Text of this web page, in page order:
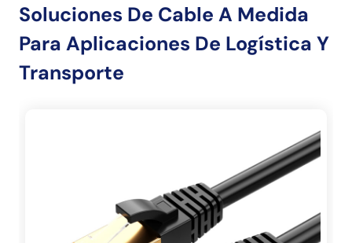
Soluciones De Cable A Medida
Para Aplicaciones De Logística Y
Transporte